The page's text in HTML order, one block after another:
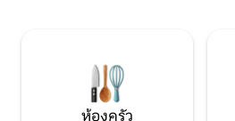
ที่นี่ได้อย่างเต็มที่หลังจากวันทำงาน
นอกจากนี้ยังมีการเข้าพักระยะยาว โ
ห้องครัว